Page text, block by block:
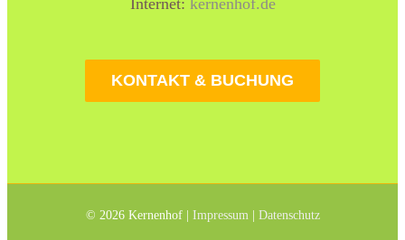
KONTAKT & BUCHUNG
© 2026 Kernenhof | Impressum Datenschutz